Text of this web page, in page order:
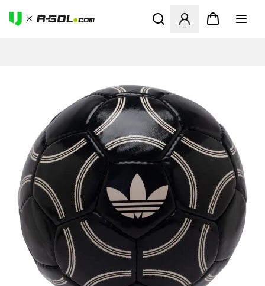
Megnyit egy modált a